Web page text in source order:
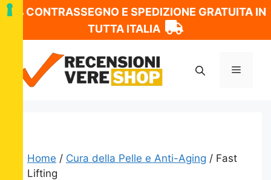
CONTRASSEGNO E SPEDIZIONE GRATUITA IN
TUTTA ITALIA
contenuto
Menu
Home / Cura della Pelle e Anti-Aging / Fast
Lifting